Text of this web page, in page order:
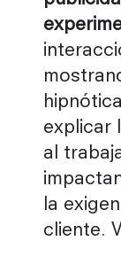
explicar
al
la
cliente.